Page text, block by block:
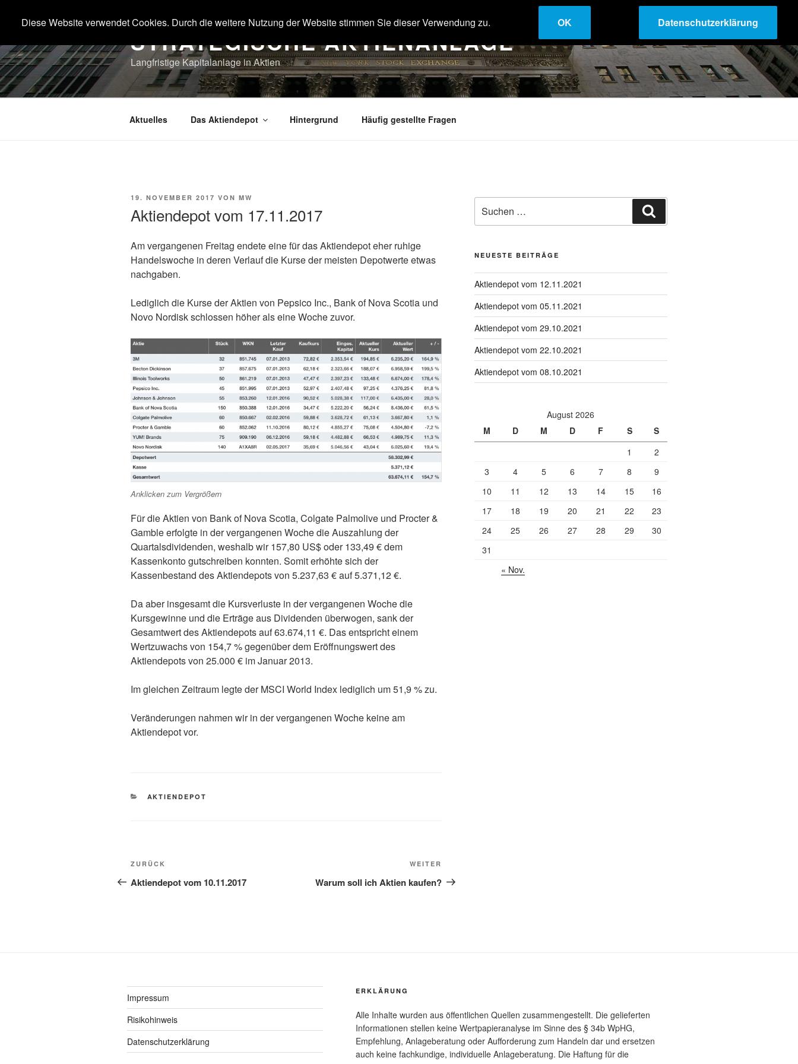
Inhalt
STRATEGISCHE AKTIENANLAGE
Langfristige Kapitalanlage in Aktien
Aktuelles Das Aktiendepot Hintergrund Häufig gestellte Fragen
VERÖFFENTLICHT
19. NOVEMBER 2017 VON MW
Aktiendepot vom 17.11.2017
Am vergangenen Freitag endete eine für das Aktiendepot eher ruhige
Handelswoche in deren Verlauf die Kurse der meisten Depotwerte etwas
nachgaben.
Lediglich die Kurse der Aktien von Pepsico Inc., Bank of Nova Scotia und
Novo Nordisk schlossen höher als eine Woche zuvor.
Anklicken zum Vergrößern
Für die Aktien von Bank of Nova Scotia, Colgate Palmolive und Procter &
Gamble erfolgte in der vergangenen Woche die Auszahlung der
Quartalsdividenden, weshalb wir 157,80 US$ oder 133,49 € dem
Kassenkonto gutschreiben konnten. Somit erhöhte sich der
Kassenbestand des Aktiendepots von 5.237,63 € auf 5.371,12 €.
Da aber insgesamt die Kursverluste in der vergangenen Woche die
Kursgewinne und die Erträge aus Dividenden überwogen, sank der
Gesamtwert des Aktiendepots auf 63.674,11 €. Das entspricht einem
Wertzuwachs von 154,7 % gegenüber dem Eröffnungswert des
Aktiendepots von 25.000 € im Januar 2013.
Im gleichen Zeitraum legte der MSCI World Index lediglich um 51,9 % zu.
Veränderungen nahmen wir in der vergangenen Woche keine am
Aktiendepot vor.
KATEGORIEN
AKTIENDEPOT
Beitragsnavigation
Vorheriger
Beitrag
ZURÜCK
Aktiendepot vom 10.11.2017
Beitrag
WEITER
Warum soll ich Aktien kaufen?
nach:
NEUESTE BEITRÄGE
Aktiendepot vom 12.11.2021
Aktiendepot vom 05.11.2021
Aktiendepot vom 29.10.2021
Aktiendepot vom 22.10.2021
Aktiendepot vom 08.10.2021
August 2026
M
D M D F S
S
1
2
3
4 5 6 7 8
9
10
11 12 13 14 15
16
17
18 19 20 21 22
23
24
25 26 27 28 29
30
31
« Nov.
Impressum
Risikohinweis
Datenschutzerklärung
ERKLÄRUNG
Alle Inhalte wurden aus öffentlichen Quellen zusammengestellt. Die gelieferten
Informationen stellen keine Wertpapieranalyse im Sinne des § 34b WpHG,
Empfehlung, Anlageberatung oder Aufforderung zum Handeln dar und ersetzen
auch keine fachkundige, individuelle Anlageberatung. Die Haftung für die
Diese Website verwendet Cookies. Durch die weitere Nutzung der Website stimmen Sie dieser Verwendung zu. OK Datenschutzerklärung